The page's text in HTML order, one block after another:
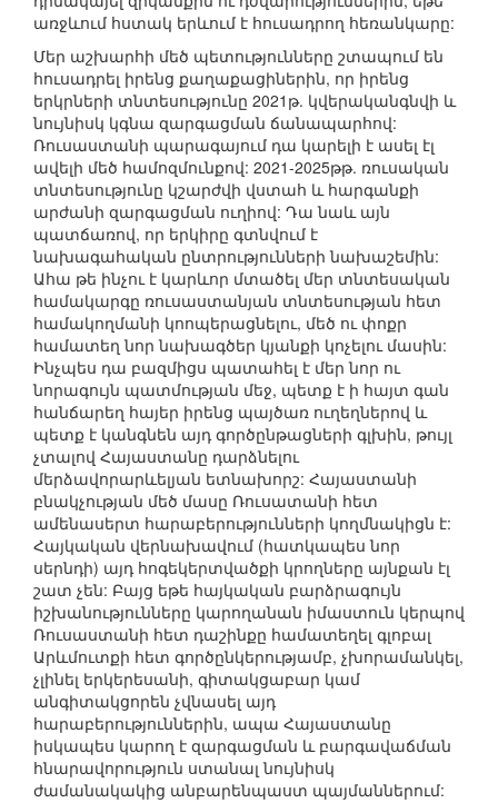
առջևում հստակ երևում է հուսադրող հեռանկարը:
Մեր աշխարհի մեծ պետությունները շտապում են
հուսադրել իրենց քաղաքացիներին, որ իրենց
երկրների տնտեսությունը 2021թ. կվերականգնվի և
նույնիսկ կգնա զարգացման ճանապարհով:
Ռուսաստանի պարագայում դա կարելի է ասել էլ
ավելի մեծ համոզմունքով: 2021-2025թթ. ռուսական
տնտեսությունը կշարժվի վստահ և հարգանքի
արժանի զարգացման ուղիով: Դա նաև այն
պատճառով, որ երկիրը գտնվում է
նախագահական ընտրությունների նախաշեմին:
Ահա թե ինչու է կարևոր մտածել մեր տնտեսական
համակարգը ռուսաստանյան տնտեսության հետ
համակողմանի կոոպերացնելու, մեծ ու փոքր
համատեղ նոր նախագծեր կյանքի կոչելու մասին:
Ինչպես դա բազմիցս պատահել է մեր նոր ու
նորագույն պատմության մեջ, պետք է ի հայտ գան
հանճարեղ հայեր իրենց պայծառ ուղեղներով և
պետք է կանգնեն այդ գործընթացների գլխին, թույլ
չտալով Հայաստանը դարձնելու
մերձավորարևելյան ետնախորշ: Հայաստանի
բնակչության մեծ մասը Ռուսատանի հետ
ամենասերտ հարաբերությունների կողմնակիցն է:
Հայկական վերնախավում (հատկապես նոր
սերնդի) այդ հոգեկերտվածքի կրողները այնքան էլ
շատ չեն: Բայց եթե հայկական բարձրագույն
իշխանությունները կարողանան իմաստուն կերպով
Ռուսաստանի հետ դաշինքը համատեղել գլոբալ
Արևմուտքի հետ գործընկերությամբ, չխորամանկել,
չլինել երկերեսանի, գիտակցաբար կամ
անգիտակցորեն չվնասել այդ
հարաբերություններին, ապա Հայաստանը
իսկապես կարող է զարգացման և բարգավաճման
հնարավորություն ստանալ նույնիսկ
ժամանակակից անբարենպաստ պայմաններում: